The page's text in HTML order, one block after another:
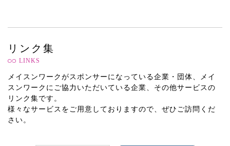
リンク集
LINKS
メイスンワークがスポンサーになっている企業・団体、メイ
スンワークにご協力いただいている企業、その他サービスの
リンク集です。
様々なサービスをご用意しておりますので、ぜひご訪問くだ
さい。